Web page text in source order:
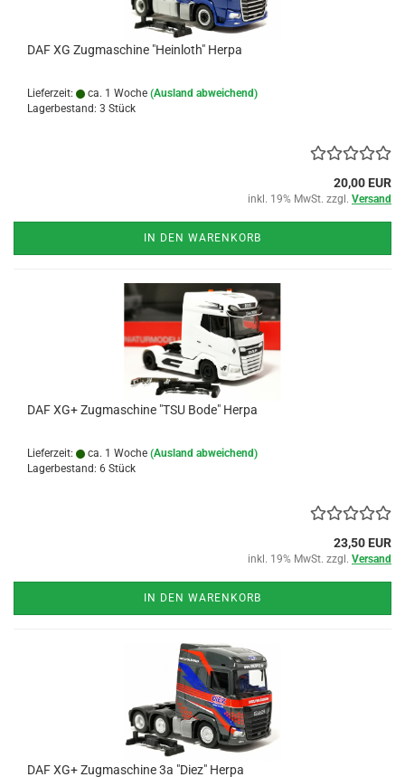
DAF XG Zugmaschine "Heinloth" Herpa
Lieferzeit: ca. 1 Woche (Ausland abweichend)
Lagerbestand: 3 Stück
20,00 EUR
inkl. 19% MwSt. zzgl. Versand
IN DEN WARENKORB
DAF XG+ Zugmaschine "TSU Bode" Herpa
Lieferzeit: ca. 1 Woche (Ausland abweichend)
Lagerbestand: 6 Stück
23,50 EUR
inkl. 19% MwSt. zzgl. Versand
IN DEN WARENKORB
DAF XG+ Zugmaschine 3a "Diez" Herpa